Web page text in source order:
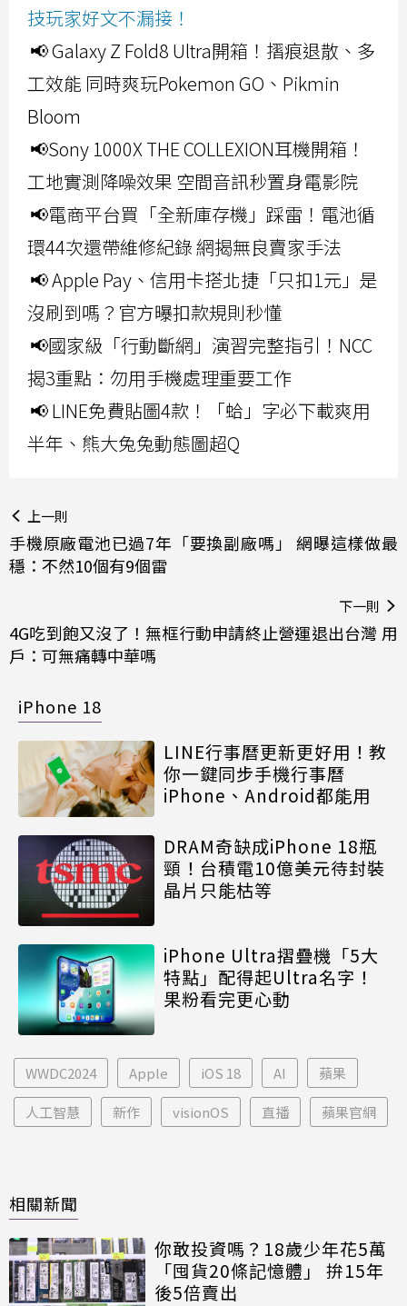
技玩家好文不漏接！
📢 Galaxy Z Fold8 Ultra開箱！摺痕退散、多
工效能 同時爽玩Pokemon GO、Pikmin
Bloom
📢Sony 1000X THE COLLEXION耳機開箱！
工地實測降噪效果 空間音訊秒置身電影院
📢電商平台買「全新庫存機」踩雷！電池循
環44次還帶維修紀錄 網揭無良賣家手法
📢 Apple Pay、信用卡搭北捷「只扣1元」是
沒刷到嗎？官方曝扣款規則秒懂
📢國家級「行動斷網」演習完整指引！NCC
揭3重點：勿用手機處理重要工作
📢 LINE免費貼圖4款！「蛤」字必下載爽用
半年、熊大兔兔動態圖超Q
上一則
手機原廠電池已過7年「要換副廠嗎」 網曝這樣做最
穩：不然10個有9個雷
下一則
4G吃到飽又沒了！無框行動申請終止營運退出台灣 用
戶：可無痛轉中華嗎
iPhone 18
LINE行事曆更新更好用！教
你一鍵同步手機行事曆
iPhone、Android都能用
DRAM奇缺成iPhone 18瓶
頸！台積電10億美元待封裝
晶片只能枯等
iPhone Ultra摺疊機「5大
特點」配得起Ultra名字！
果粉看完更心動
WWDC2024 Apple iOS 18 AI 蘋果
人工智慧 新作 visionOS 直播 蘋果官網
相關新聞
你敢投資嗎？18歲少年花5萬
「囤貨20條記憶體」 拚15年
後5倍賣出